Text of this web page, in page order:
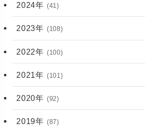
2024年 (41)
2023年 (108)
2022年 (100)
2021年 (101)
2020年 (92)
2019年 (87)